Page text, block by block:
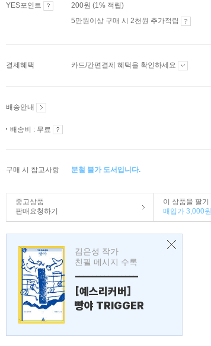
YES포인트
200원 (1% 적립)
5만원이상 구매 시 2천원 추가적립
결제혜택 카드/간편결제 혜택을 확인하세요
배송안내
배송비 : 무료
구매 시 참고사항 분철 불가 도서입니다.
중고상품
판매요청하기
이 상품을 팔기
매입가 3,000원
김은성 작가
친필 메시지 수록
---------------
[예스리커버]
빵야 TRIGGER